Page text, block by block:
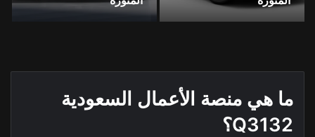
ما هي منصة الأعمال السعودية
Q3132؟